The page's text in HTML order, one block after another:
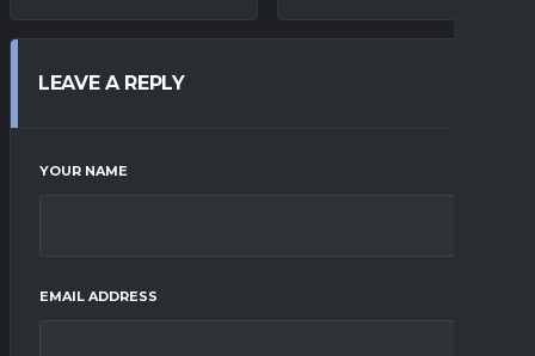
LEAVE A REPLY
YOUR NAME
EMAIL ADDRESS